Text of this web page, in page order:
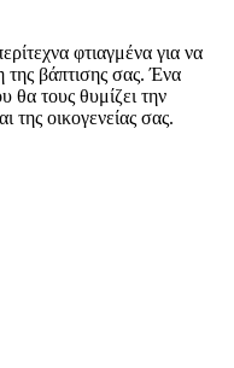
φτιαγμένα για να
της βάπτισης σας. Ένα
θα τους θυμίζει την
της οικογενείας σας.